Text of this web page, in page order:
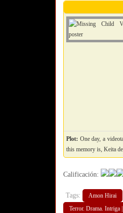
Plot: One day, a
this memory is, Keita
Calificación:
Tags: Amon Hirai
Terror. Drama. Intriga